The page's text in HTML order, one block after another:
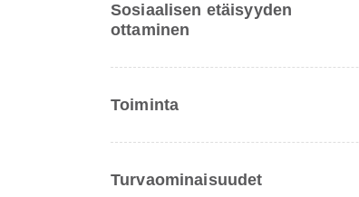
Sosiaalisen etäisyyden
ottaminen
Toiminta
Turvaominaisuudet